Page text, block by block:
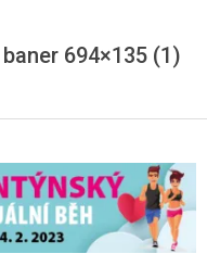
694×135 (1)